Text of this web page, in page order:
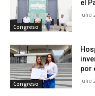
Congreso
el
julio
Congreso
por
julio